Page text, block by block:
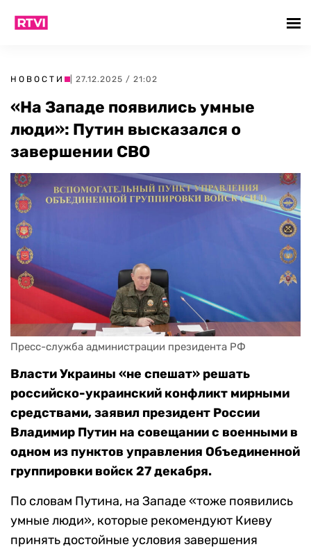
НОВОСТИ | 27.12.2025 / 21:02
«На Западе появились умные
люди»: Путин высказался о
завершении СВО
Пресс-служба администрации президента РФ
Власти Украины «не спешат» решать
российско-украинский конфликт мирными
средствами, заявил президент России
Владимир Путин на совещании с военными в
одном из пунктов управления Объединенной
группировки войск 27 декабря.
По словам Путина, на Западе «тоже появились
умные люди», которые рекомендуют Киеву
принять достойные условия завершения